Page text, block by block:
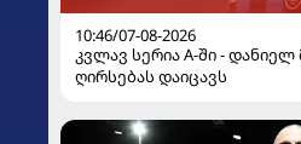
10:46/07-08-2026
კვლავ სერია A-ში -
ღირსებას დაიცავს